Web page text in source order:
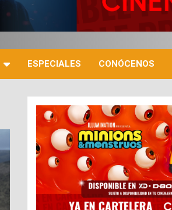
ESPECIALES CONÓCENOS